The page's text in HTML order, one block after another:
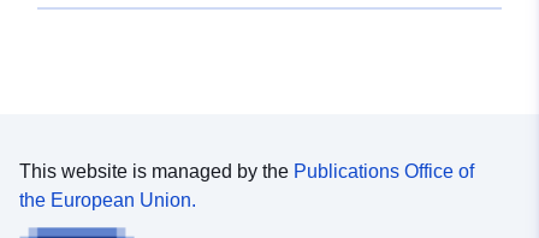
This website is managed by the Publications Office of
the European Union.